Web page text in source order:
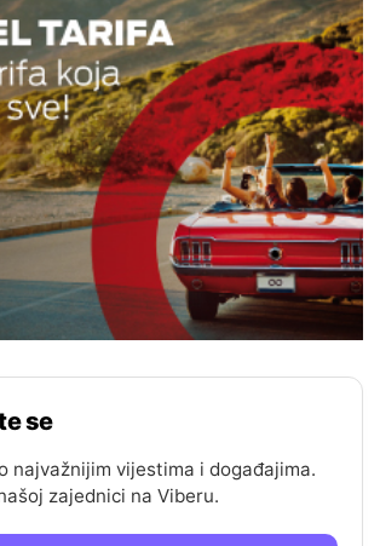
se
najvažnijim vijestima i događajima.
zajednici na Viberu.